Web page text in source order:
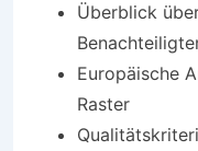
Überblick
Europäische
Raster